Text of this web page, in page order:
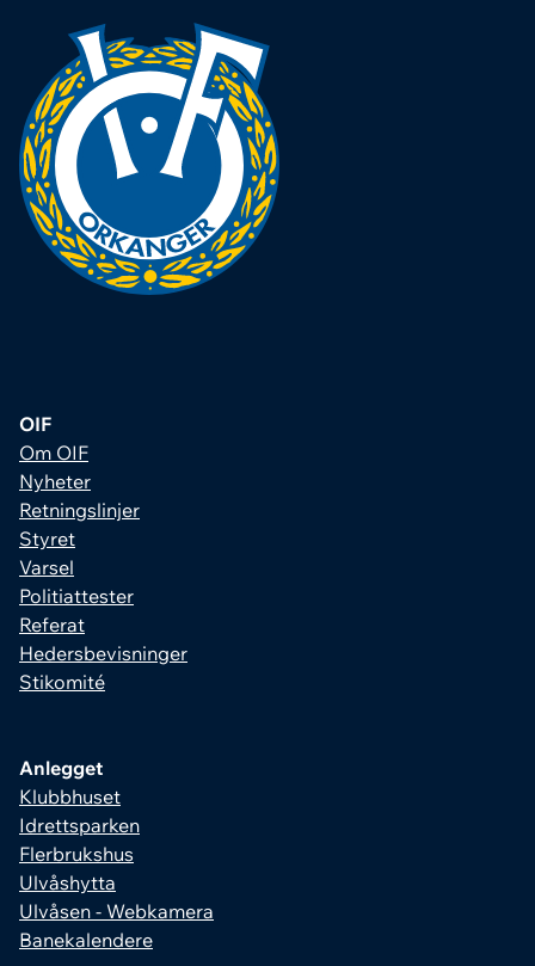
OIF
Om OIF
Nyheter
Retningslinjer
Styret
Varsel
Politiattester
Referat
Hedersbevisninger
Stikomité
Anlegget
Klubbhuset
Idrettsparken
Flerbrukshus
Ulvåshytta
Ulvåsen - Webkamera
Banekalendere